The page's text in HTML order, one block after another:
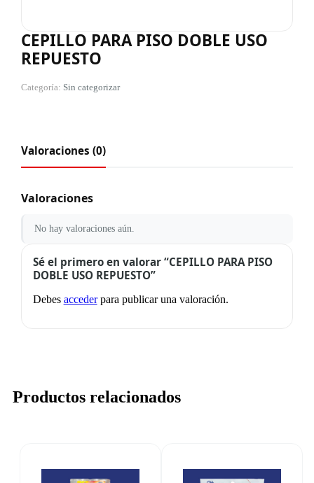
CEPILLO PARA PISO DOBLE USO
REPUESTO
Categoría: Sin categorizar
Valoraciones (0)
Valoraciones
No hay valoraciones aún.
Sé el primero en valorar “CEPILLO PARA PISO
DOBLE USO REPUESTO”
Debes accederpara publicar una valoración.
Productos relacionados